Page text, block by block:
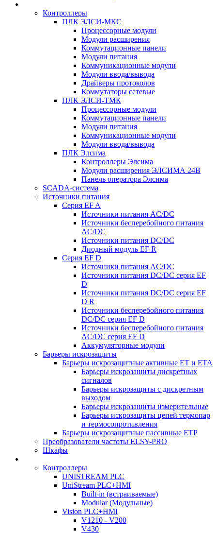
Контроллеры
ПЛК ЭЛСИ-МКС
Процессорные модули
Модули расширения
Коммутационные панели
Модули питания
Коммуникационные модули
Модули ввода/вывода
Драйверы протоколов
Коммутаторы сетевые
ПЛК ЭЛСИ-ТМК
Процессорные модули
Коммутационные панели
Модули питания
Коммуникационные модули
Модули ввода/вывода
ПЛК Элсима
Контроллеры Элсима
Модули расширения ЭЛСИМА 24В
Панель оператора Элсима
SCADA-система
Источники питания
Серия EF A
Источники питания AC/DC
Источники бесперебойного питания
AC/DC
Источники питания DC/DC
Диодный модуль EF R
Серия EF D
Источники питания AC/DC
Источники питания DC/DC серия EF
D
Источники питания DC/DC серия EF
D R
Источники бесперебойного питания
DC/DC серия EF D
Источники бесперебойного питания
AC/DC серия EF D
Аккумуляторные модули
Барьеры искрозащиты
Барьеры искрозащитные активные ET и ETA
Барьеры искрозащиты дискретных
сигналов
Барьеры искрозащиты с дискретным
выходом
Барьеры искрозащиты измерительные
Барьеры искрозащиты цепей термопар
и термосопротивления
Барьеры искрозащитные пассивные ЕТР
Преобразователи частоты ELSY-PRO
Шкафы
Контроллеры
UNISTREAM PLC
UniStream PLC+HMI
Built-in (встраиваемые)
Modular (Модульные)
Vision PLC+HMI
V1210 - V200
V430